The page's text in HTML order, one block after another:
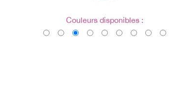
Couleurs disponibles :